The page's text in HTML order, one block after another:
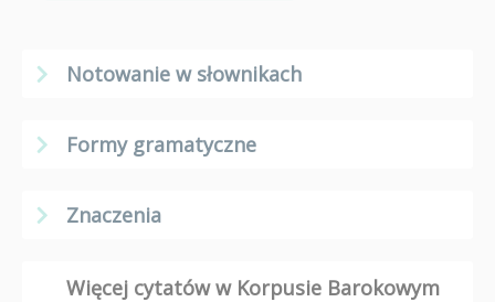
Notowanie w słownikach
Formy gramatyczne
Znaczenia
Więcej cytatów w Korpusie Barokowym